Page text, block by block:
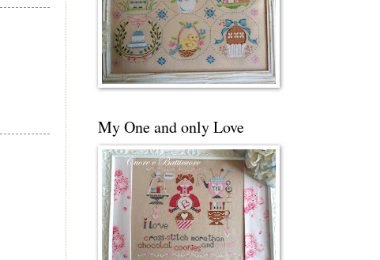
My One and only Love